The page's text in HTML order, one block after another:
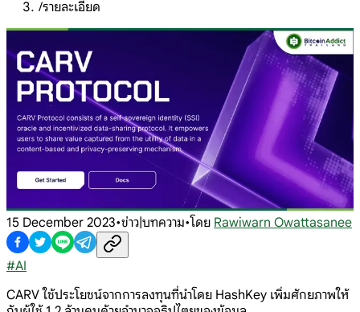
/รายละเอียด
15 December 2023•ข่าว|บทความ•โดย Rawiwarn Owattasanee
#AI
CARV ใช้ประโยชน์จากการลงทุนที่นำโดย HashKey เพิ่มศักยภาพให้